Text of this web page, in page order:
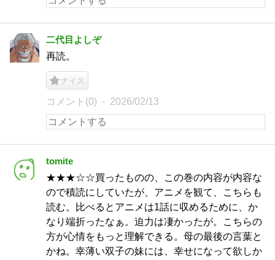
二代目よしぞ
再読。
ナイス
コメント(0) 2026/02/13
tomite
★★★☆☆買ったものの、この巻の内容が内容な
ので積読にしていたが、アニメを観て、こちらも
読む。比べるとアニメは1話に収めるために、か
なり端折ったなぁ。迫力は凄かったが。こちらの
方が心情をもっと理解できる。母の最後の言葉と
かね。幸薄い双子の妹には、幸せになって欲しか